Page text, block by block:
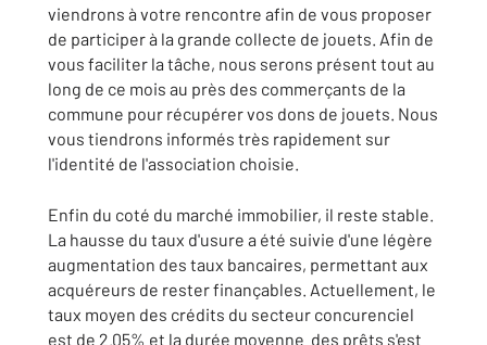
viendrons à votre rencontre afin de vous proposer
de participer à la grande collecte de jouets. Afin de
vous faciliter la tâche, nous serons présent tout au
long de ce mois au près des commerçants de la
commune pour récupérer vos dons de jouets. Nous
vous tiendrons informés très rapidement sur
l'identité de l'association choisie.
Enfin du coté du marché immobilier, il reste stable.
La hausse du taux d'usure a été suivie d'une légère
augmentation des taux bancaires, permettant aux
acquéreurs de rester finançables. Actuellement, le
taux moyen des crédits du secteur concurenciel
est de 2.05% et la durée moyenne des prêts s'est